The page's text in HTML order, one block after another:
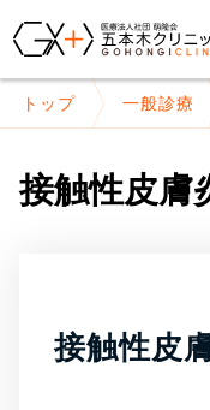
トップ 一般診療
接触性皮膚
接触性皮